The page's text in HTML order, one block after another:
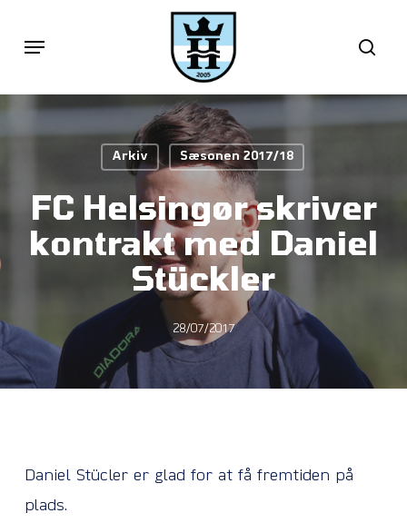
Menu
Arkiv Sæsonen 2017/18
FC Helsingør skriver
kontrakt med Daniel
Stückler
28/07/2017
Daniel Stücler er glad for at få fremtiden på
plads.